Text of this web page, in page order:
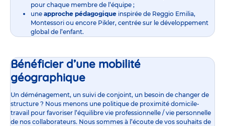
pour chaque membre de l’équipe ;
une approche pédagogique inspirée de Reggio Emilia,
Montessori ou encore Pikler, centrée sur le développement
global de l’enfant.
Bénéficier d’une mobilité
géographique
Un déménagement, un suivi de conjoint, un besoin de changer de
structure ? Nous menons une politique de proximité domicile-
travail pour favoriser l’équilibre vie professionnelle / vie personnelle
de nos collaborateurs. Nous sommes à l’écoute de vos souhaits de